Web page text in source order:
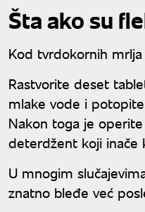
Šta ako su
Kod tvrdokornih
Rastvorite deset
mlake vode i
Nakon toga je
deterdžent koji inače
U mnogim
znatno bleđe već